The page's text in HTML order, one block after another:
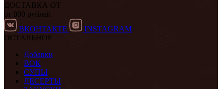
ДОСТАВКА ОТ
от 800 рублей
ВКОНТАКТЕ
INSTAGRAM
ОСТАЛЬНОЕ
Добавки
ВОК
СУПЫ
ДЕСЕРТЫ